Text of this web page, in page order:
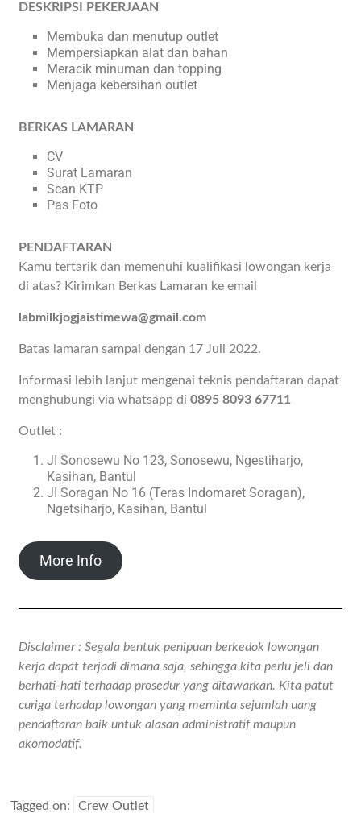
DESKRIPSI PEKERJAAN
Membuka dan menutup outlet
Mempersiapkan alat dan bahan
Meracik minuman dan topping
Menjaga kebersihan outlet
BERKAS LAMARAN
CV
Surat Lamaran
Scan KTP
Pas Foto
PENDAFTARAN
Kamu tertarik dan memenuhi kualifikasi lowongan kerja
di atas? Kirimkan Berkas Lamaran ke email
labmilkjogjaistimewa@gmail.com
Batas lamaran sampai dengan 17 Juli 2022.
Informasi lebih lanjut mengenai teknis pendaftaran dapat
menghubungi via whatsapp di0895 8093 67711
Outlet :
JI Sonosewu No 123, Sonosewu, Ngestiharjo,
Kasihan, Bantul
JI Soragan No 16 (Teras Indomaret Soragan),
Ngetsiharjo, Kasihan, Bantul
More Info
Disclaimer : Segala bentuk penipuan berkedok lowongan
kerja dapat terjadi dimana saja, sehingga kita perlu jeli dan
berhati-hati terhadap prosedur yang ditawarkan. Kita patut
curiga terhadap lowongan yang meminta sejumlah uang
pendaftaran baik untuk alasan administratif maupun
akomodatif.
Tagged on: Crew Outlet